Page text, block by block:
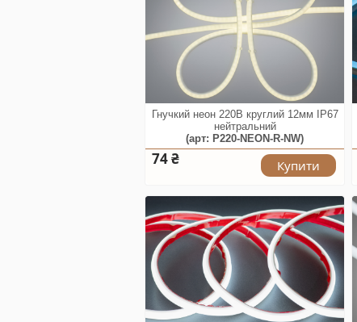
Гнучкий неон 220В круглий 12мм IP67
нейтральний
(арт: P220-NEON-R-NW)
74 ₴ Купити